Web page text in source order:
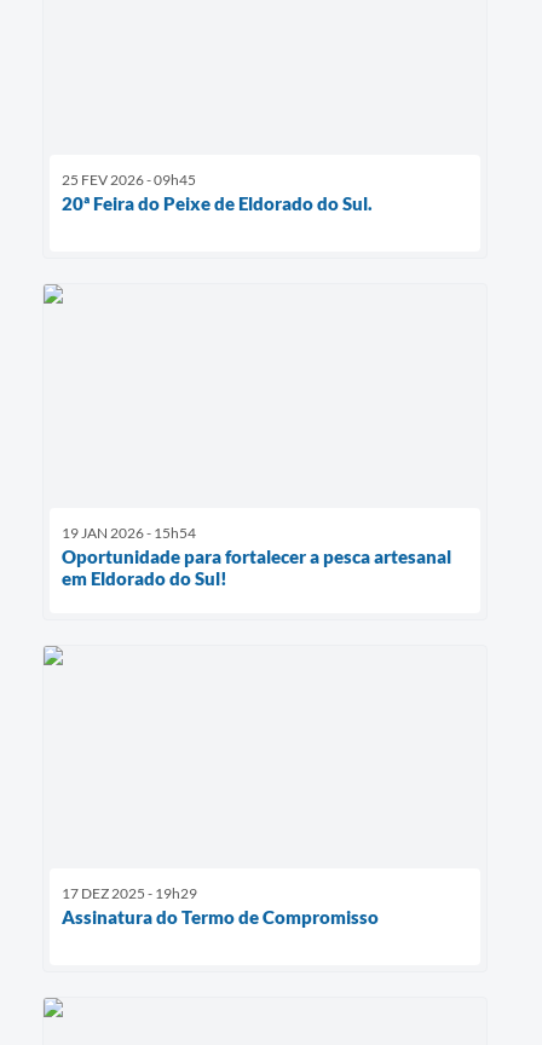
25 FEV 2026 - 09h45
20ª Feira do Peixe de Eldorado do Sul.
19 JAN 2026 - 15h54
Oportunidade para fortalecer a pesca artesanal
em Eldorado do Sul!
17 DEZ 2025 - 19h29
Assinatura do Termo de Compromisso